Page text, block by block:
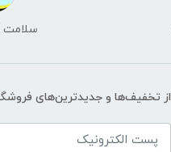
سلامت
از تخفیف‌ها و جدیدترین‌های